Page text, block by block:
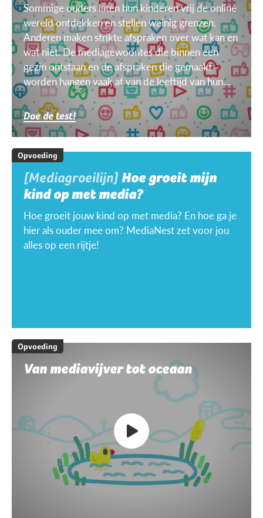
Sommige ouders laten hun kinderen vrij de online
wereld ontdekken en stellen weinig grenzen.
Anderen maken strikte afspraken over wat kan en
wat niet. De mediagewoontes die binnen een
gezin ontstaan en de afspraken die gemaakt
worden hangen vaak af van de leeftijd van hun
kinderen, van het doel, het toestel, het weer ...
Doe de test!
Opvoeding
[Mediagroeilijn] Hoe groeit mijn
kind op met media?
Hoe groeit jouw kind op met media? En hoe ga je
hier als ouder mee om? MediaNest zet voor jou
alles op een rijtje!
Opvoeding
Van mediavijver tot oceaan